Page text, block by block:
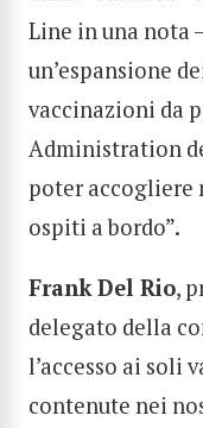
Line in una nota
un’espansione
vaccinazioni da
Administration
poter accogliere
ospiti a bordo”.
Frank Del Rio,
delegato della
l’accesso ai soli
contenute nei